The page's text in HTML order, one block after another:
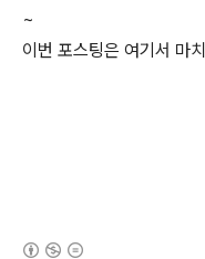
~
이번 포스팅은 여기서 마